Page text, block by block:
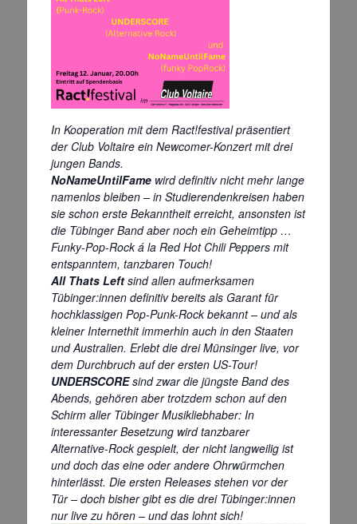
In Kooperation mit dem Ract!festival präsentiert
der Club Voltaire ein Newcomer-Konzert mit drei
jungen Bands.
NoNameUntilFame wird definitiv nicht mehr lange
namenlos bleiben – in Studierendenkreisen haben
sie schon erste Bekanntheit erreicht, ansonsten ist
die Tübinger Band aber noch ein Geheimtipp …
Funky-Pop-Rock á la Red Hot Chili Peppers mit
entspanntem, tanzbaren Touch!
All Thats Left sind allen aufmerksamen
Tübinger:innen definitiv bereits als Garant für
hochklassigen Pop-Punk-Rock bekannt – und als
kleiner Internethit immerhin auch in den Staaten
und Australien. Erlebt die drei Münsinger live, vor
dem Durchbruch auf der ersten US-Tour!
UNDERSCOREsind zwar die jüngste Band des
Abends, gehören aber trotzdem schon auf den
Schirm aller Tübinger Musikliebhaber: In
interessanter Besetzung wird tanzbarer
Alternative-Rock gespielt, der nicht langweilig ist
und doch das eine oder andere Ohrwürmchen
hinterlässt. Die ersten Releases stehen vor der
Tür – doch bisher gibt es die drei Tübinger:innen
nur live zu hören – und das lohnt sich!